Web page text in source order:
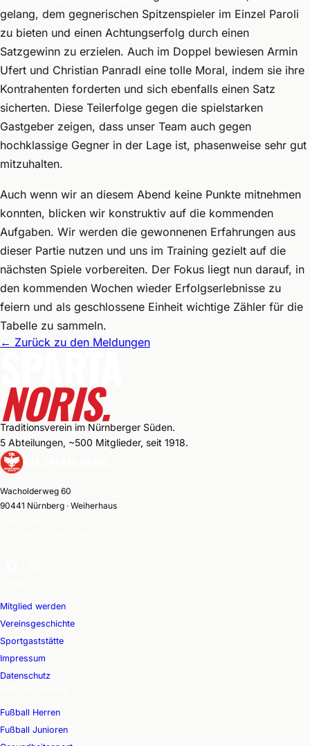
gelang, dem gegnerischen Spitzenspieler im Einzel Paroli
zu bieten und einen Achtungserfolg durch einen
Satzgewinn zu erzielen. Auch im Doppel bewiesen Armin
Ufert und Christian Panradl eine tolle Moral, indem sie ihre
Kontrahenten forderten und sich ebenfalls einen Satz
sicherten. Diese Teilerfolge gegen die spielstarken
Gastgeber zeigen, dass unser Team auch gegen
hochklassige Gegner in der Lage ist, phasenweise sehr gut
mitzuhalten.
Auch wenn wir an diesem Abend keine Punkte mitnehmen
konnten, blicken wir konstruktiv auf die kommenden
Aufgaben. Wir werden die gewonnenen Erfahrungen aus
dieser Partie nutzen und uns im Training gezielt auf die
nächsten Spiele vorbereiten. Der Fokus liegt nun darauf, in
den kommenden Wochen wieder Erfolgserlebnisse zu
feiern und als geschlossene Einheit wichtige Zähler für die
Tabelle zu sammeln.
← Zurück zu den Meldungen
SPARTA
NORIS.
Traditionsverein im Nürnberger Süden.
5 Abteilungen, ~500 Mitglieder, seit 1918.
Wacholderweg 60
90441 Nürnberg · Weiherhaus
Mitglied werden
Vereinsgeschichte
Sportgaststätte
Impressum
Datenschutz
Fußball Herren
Fußball Junioren